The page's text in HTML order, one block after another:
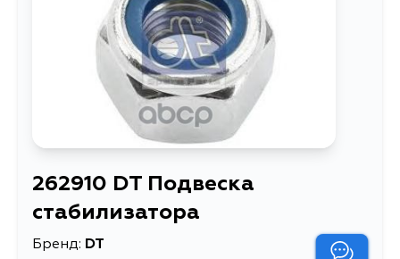
262910 DT Подвеска
стабилизатора
Бренд: DT